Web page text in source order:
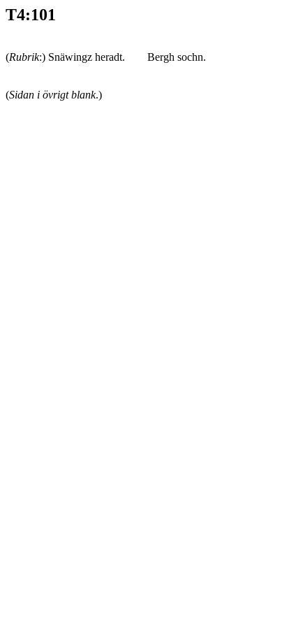
T4:101
(Rubrik:) Snäwingz heradt. Bergh sochn.
(Sidan i övrigt blank.)